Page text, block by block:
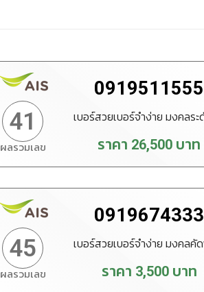
0919511555
41
ผลรวมเลข
ราคา 26,500 บาท
ทำนายเบอร์ สั่งซื้อ
0919674333
45
ผลรวมเลข
ราคา 3,500บาท